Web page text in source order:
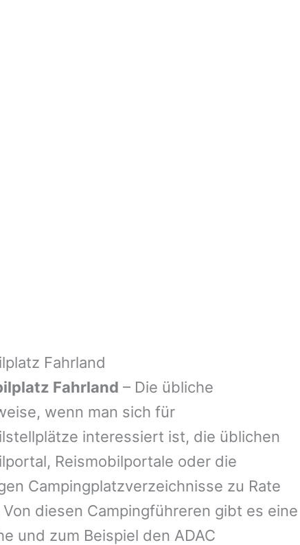
Fahrland
Fahrland – Die übliche
wenn man sich für
interessiert ist, die üblichen
Reismobilportale oder die
Campingplatzverzeichnisse zu Rate
diesen Campingführeren gibt es eine
und zum Beispiel den ADAC